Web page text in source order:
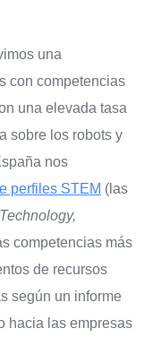
una
con competencias
una elevada tasa
sobre los robots y
nos
perfiles STEM (las
competencias más
de recursos
según un informe
hacia las empresas